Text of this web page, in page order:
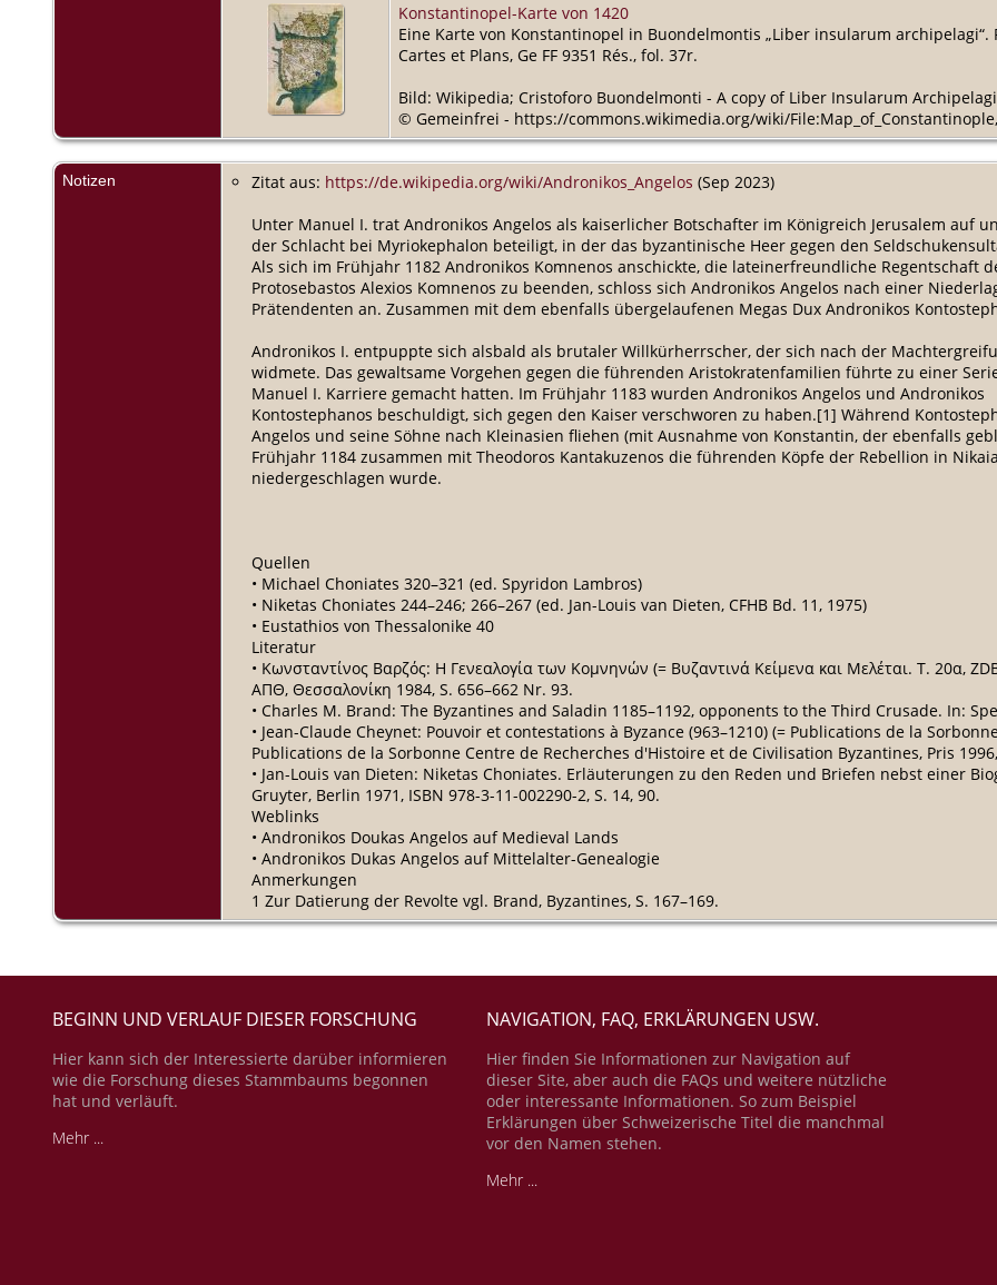
Konstantinopel-Karte von 1420
Eine Karte von Konstantinopel in Buondelmontis „Liber insularum
Cartes et Plans, Ge FF 9351 Rés., fol. 37r.
Bild: Wikipedia; Cristoforo Buondelmonti - A copy of Liber Insularum Archipelagi
© Gemeinfrei - https://commons.wikimedia.org/wiki/
Notizen Zitat aus: https://de.wikipedia.org/wiki/Andronikos_Angelos (Sep 2023)
Unter Manuel I. trat Andronikos Angelos als kaiserlicher Botschafter im Königreich Jerusalem auf
der Schlacht bei Myriokephalon beteiligt, in der das byzantinische Heer gegen den
Als sich im Frühjahr 1182 Andronikos Komnenos anschickte, die lateinerfreundliche Regentschaft
Protosebastos Alexios Komnenos zu beenden, schloss sich Andronikos Angelos nach einer
Prätendenten an. Zusammen mit dem ebenfalls übergelaufenen Megas Dux Andronikos
Andronikos I. entpuppte sich alsbald als brutaler Willkürherrscher, der sich nach der
widmete. Das gewaltsame Vorgehen gegen die führenden Aristokratenfamilien führte zu einer
Manuel I. Karriere gemacht hatten. Im Frühjahr 1183 wurden Andronikos Angelos und Andronikos
Kontostephanos beschuldigt, sich gegen den Kaiser verschworen zu haben.[1] Während
Angelos und seine Söhne nach Kleinasien fliehen (mit Ausnahme von Konstantin, der ebenfalls
Frühjahr 1184 zusammen mit Theodoros Kantakuzenos die führenden Köpfe der Rebellion in
niedergeschlagen wurde.
Quellen
• Michael Choniates 320–321 (ed. Spyridon Lambros)
• Niketas Choniates 244–246; 266–267 (ed. Jan-Louis van Dieten, CFHB Bd. 11, 1975)
• Eustathios von Thessalonike 40
Literatur
• Κωνσταντίνος Βαρζός: Η Γενεαλογία των Κομνηνών (= Βυζαντινά Κείμενα και Μελέται. T. 20α,
ΑΠΘ, Θεσσαλονίκη 1984, S. 656–662 Nr. 93.
• Charles M. Brand: The Byzantines and Saladin 1185–1192, opponents to the Third Crusade. In:
• Jean-Claude Cheynet: Pouvoir et contestations à Byzance (963–1210) (= Publications de la
Publications de la Sorbonne Centre de Recherches d'Histoire et de Civilisation Byzantines, Pris
• Jan-Louis van Dieten: Niketas Choniates. Erläuterungen zu den Reden und Briefen nebst einer
Gruyter, Berlin 1971, ISBN 978-3-11-002290-2, S. 14, 90.
Weblinks
• Andronikos Doukas Angelos auf Medieval Lands
• Andronikos Dukas Angelos auf Mittelalter-Genealogie
Anmerkungen
1 Zur Datierung der Revolte vgl. Brand, Byzantines, S. 167–169.
BEGINN UND VERLAUF DIESER FORSCHUNG
Hier kann sich der Interessierte darüber informieren
wie die Forschung dieses Stammbaums begonnen
hat und verläuft.
Mehr ...
NAVIGATION, FAQ, ERKLÄRUNGEN USW.
Hier finden Sie Informationen zur Navigation auf
dieser Site, aber auch die FAQs und weitere nützliche
oder interessante Informationen. So zum Beispiel
Erklärungen über Schweizerische Titel die manchmal
vor den Namen stehen.
Mehr ...